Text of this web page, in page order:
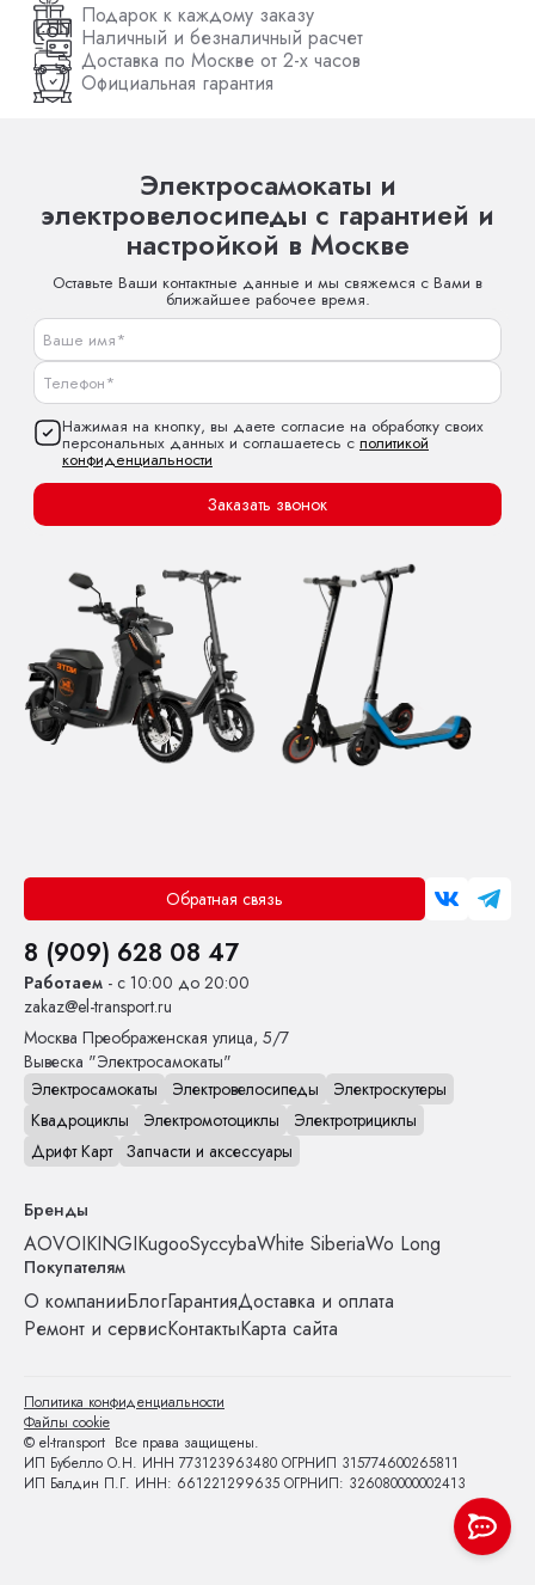
Подарок к каждому заказу
Наличный и безналичный расчет
Доставка по Москве от 2-х часов
Официальная гарантия
Электросамокаты и
электровелосипеды с гарантией и
настройкой в Москве
Оставьте Ваши контактные данные и мы свяжемся с Вами в
ближайшее рабочее время.
Нажимая на кнопку, вы даете согласие на обработку своих
персональных данных и соглашаетесь с политикой
конфиденциальности
Заказать звонок
Обратная связь
8 (909) 628 08 47
Работаем - с 10:00 до 20:00
zakaz@el-transport.ru
Москва Преображенская улица, 5/7
Вывеска "Электросамокаты"
Электросамокаты
Электровелосипеды
Электроскутеры
Квадроциклы
Электромотоциклы
Электротрициклы
Дрифт Карт Запчасти и аксессуары
Бренды
AOVOIKINGIKugooSyccybaWhite SiberiaWo Long
Покупателям
О компанииБлогГарантияДоставка и оплата
Ремонт и сервисКонтактыКарта сайта
© el-transport Все права защищены.
ИП Бубелло О.Н. ИНН 773123963480 ОГРНИП 315774600265811
ИП Балдин П.Г. ИНН: 661221299635 ОГРНИП: 326080000002413
Политика конфиденциальности
Файлы cookie